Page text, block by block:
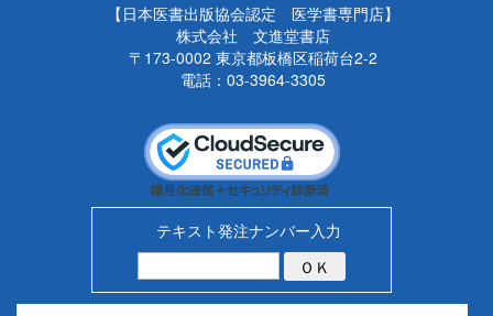
【日本医書出版協会認定 医学書専門店】
株式会社 文進堂書店
〒173-0002 東京都板橋区稲荷台2-2
電話：03-3964-3305
テキスト発注ナンバー入力